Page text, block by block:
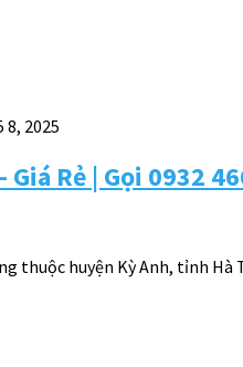
8, 2025
Rẻ | Gọi 0932
thuộc huyện Kỳ Anh, tỉnh